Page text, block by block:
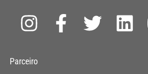
I
s
F
a
T
L
Parceiro